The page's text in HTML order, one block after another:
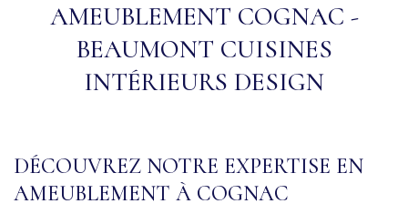
AMEUBLEMENT COGNAC -
BEAUMONT CUISINES
INTÉRIEURS DESIGN
DÉCOUVREZ NOTRE EXPERTISE EN
AMEUBLEMENT À COGNAC